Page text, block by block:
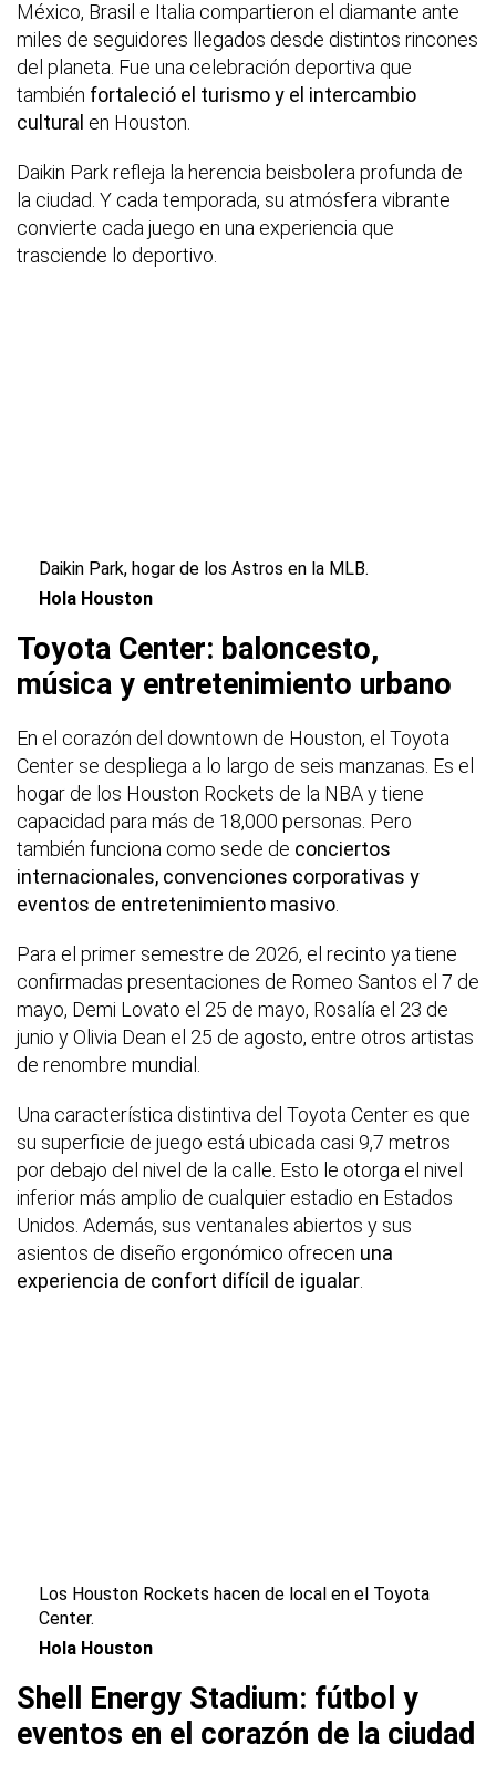
México, Brasil e Italia compartieron el diamante ante
miles de seguidores llegados desde distintos rincones
del planeta. Fue una celebración deportiva que
también fortaleció el turismo y el intercambio
cultural en Houston.
Daikin Park refleja la herencia beisbolera profunda de
la ciudad. Y cada temporada, su atmósfera vibrante
convierte cada juego en una experiencia que
trasciende lo deportivo.
Daikin Park, hogar de los Astros en la MLB.
Hola Houston
Toyota Center: baloncesto,
música y entretenimiento urbano
En el corazón del downtown de Houston, el Toyota
Center se despliega a lo largo de seis manzanas. Es el
hogar de los Houston Rockets de la NBA y tiene
capacidad para más de 18,000 personas. Pero
también funciona como sede de conciertos
internacionales, convenciones corporativas y
eventos de entretenimiento masivo
Para el primer semestre de 2026, el recinto ya tiene
confirmadas presentaciones de Romeo Santos el 7 de
mayo, Demi Lovato el 25 de mayo, Rosalía el 23 de
junio y Olivia Dean el 25 de agosto, entre otros artistas
de renombre mundial.
Una característica distintiva del Toyota Center es que
su superficie de juego está ubicada casi 9,7 metros
por debajo del nivel de la calle. Esto le otorga el nivel
inferior más amplio de cualquier estadio en Estados
Unidos. Además, sus ventanales abiertos y sus
asientos de diseño ergonómico ofrecen una
experiencia de confort difícil de igualar
Los Houston Rockets hacen de local en el Toyota
Center.
Hola Houston
Shell Energy Stadium: fútbol y
eventos en el corazón de la ciudad